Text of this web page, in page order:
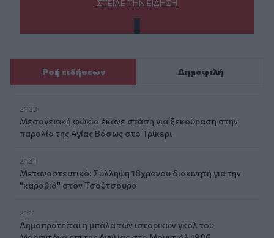
ΣΤΕΊΛΕ ΤΗΝ ΕΊΔΗΣΗ
Ροή ειδήσεων Δημοφιλή
21:33
Μεσογειακή φώκια έκανε στάση για ξεκούραση στην
παραλία της Αγίας Βάσως στο Τρίκερι
21:31
Μεταναστευτικό: Σύλληψη 18χρονου διακινητή για την
"καραβιά" στον Τσούτσουρα
21:11
Δημοπρατείται η μπάλα των ιστορικών γκολ του